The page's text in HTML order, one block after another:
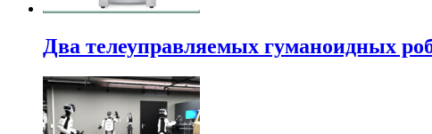
Два телеуправляемых гуманоидных